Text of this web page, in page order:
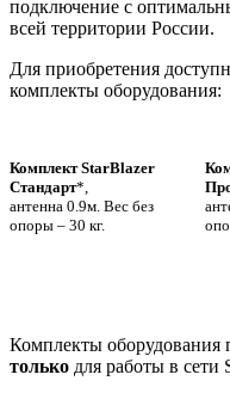
подключение с
всей территории России.
Для приобретения
комплекты оборудования:
Комплект StarBlazer
Стандарт*,
антенна 0.9м. Вес без
опоры – 30 кг.
Комплекты оборудования
только для работы в сети